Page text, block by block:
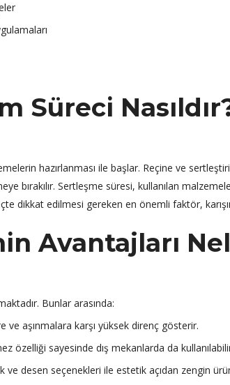
Süreci
hazırlanması ile başlar. Reçine ve
bırakılır. Sertleşme süresi, kullanılan
dikkat edilmesi gereken en önemli faktör,
Avantajları
Bunlar arasında:
ve aşınmalara karşı yüksek direnç gösterir.
özelliği sayesinde dış mekanlarda da
ve desen seçenekleri ile estetik açıdan zengin